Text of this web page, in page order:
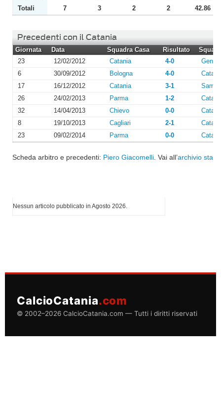
Totali
7 3 2 2 42.86
Precedenti con il Catania
Giornata Data Squadra Casa Risultato
23
12/02/2012 Catania 4-0
Genoa
6
30/09/2012 Bologna 4-0
17
16/12/2012 Catania 3-1
26
24/02/2013 Parma 1-2
32
14/04/2013 Chievo 0-0
8
19/10/2013 Cagliari 2-1
23
09/02/2014 Parma 0-0
Scheda arbitro e precedenti: Piero Giacomelli . Vai all’archivio
Nessun articolo pubblicato in Agosto 2026.
CalcioCatania.com
© 2002–2026 CalcioCatania.com — Tutti i diritti riservati